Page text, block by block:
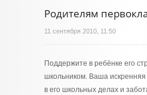
Родителям
11 сентября 2010, 11:50
Поддержите в ребёнке его
школьником. Ваша искренняя
в его школьных делах и